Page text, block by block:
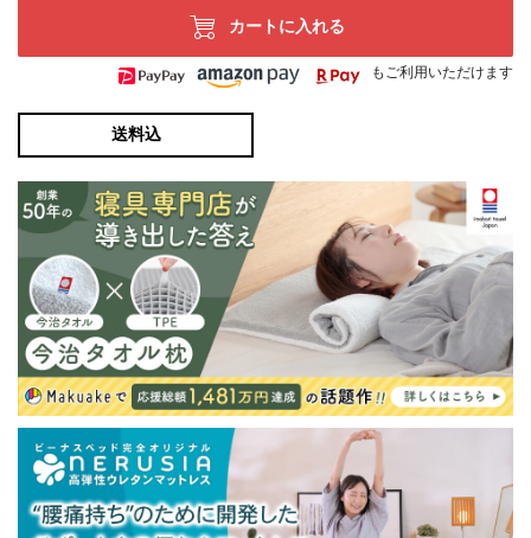
カートに入れる
もご利用いただけます
送料込